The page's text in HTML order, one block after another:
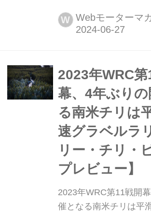
界ラリー選手権(WRC)
ポーランドが北東部マ
13戦で行われる2024年
リー・ポーランドでシ
しを迎える。
W Webモーターマ
2023年WRC第
幕、4年ぶり
る南米チリは
速グラベルラ
リー・チリ・
プレビュー】
2023年WRC第11戦開
催となる南米チリは平